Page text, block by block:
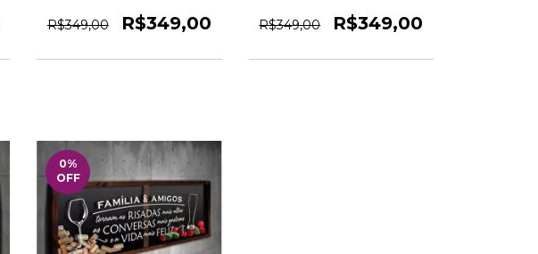
R$349,00
R$349,00
R$349,00
R$349,00
0%
OFF